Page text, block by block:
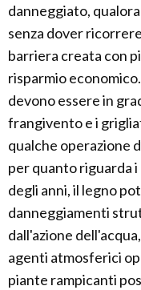
danneggiato,
senza dover
barriera creata con
risparmio
devono essere in
frangivento e i
qualche operazione
per quanto riguarda i
degli anni, il legno
danneggiamenti
dall'azione
agenti atmosferici
piante rampicanti